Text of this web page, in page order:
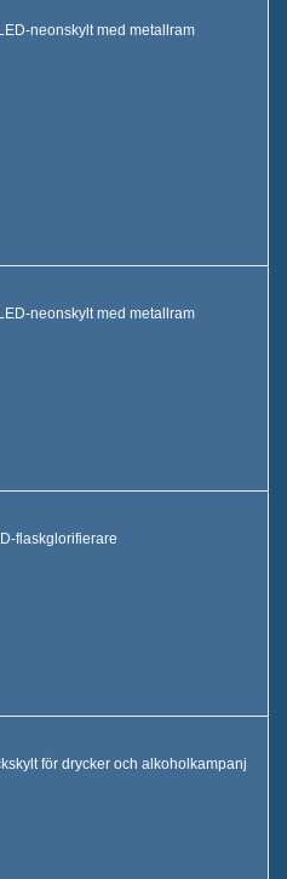
neonskylt med metallram
neonskylt med metallram
flaskglorifierare
för drycker och alkoholkampanj